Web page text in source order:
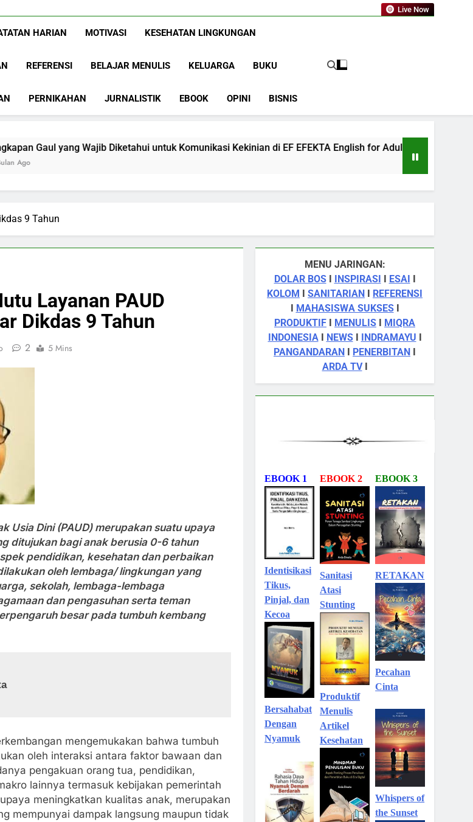
Live Now
HARIAN MOTIVASI KESEHATAN LINGKUNGAN
REFERENSI BELAJAR MENULIS KELUARGA BUKU
PERNIKAHAN JURNALISTIK EBOOK OPINI BISNIS
Wajib Diketahui untuk Komunikasi Kekinian di EF EFEKTA English for Adults
1 Tahun Ago
9 Tahun
Layanan PAUD
Dikdas 9 Tahun
2 5 Mins
Usia Dini (PAUD) merupakan suatu upaya
ditujukan bagi anak berusia 0-6 tahun
pendidikan, kesehatan dan perbaikan
oleh lembaga/ lingkungan yang
sekolah, lembaga-lembaga
dan pengasuhan serta teman
besar pada tumbuh kembang
mengemukakan bahwa tumbuh
oleh interaksi antara faktor bawaan dan
pengakuan orang tua, pendidikan,
lainnya termasuk kebijakan pemerintah
meningkatkan kualitas anak, merupakan
mempunyai dampak langsung maupun tidak
MENU JARINGAN:
DOLAR BOSI INSPIRASI I ESAI I
KOLOM I SANITARIAN I REFERENSI
I MAHASISWA SUKSESI
PRODUKTIF I MENULIS I MIQRA
INDONESIAI NEWSI INDRAMAYU I
PANGANDARAN I PENERBITAN I
ARDA TVI
EBOOK 1
Identisikasi
Tikus,
Pinjal, dan
Kecoa
Bersahabat
Dengan
Nyamuk
EBOOK 2
Sanitasi
Atasi
Stunting
Produktif
Menulis
Artikel
Kesehatan
EBOOK 3
RETAKAN
Pecahan
Cinta
Whispers of
the Sunset